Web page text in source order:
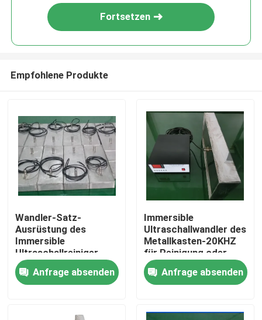
Fortsetzen
Empfohlene Produkte
Wandler-Satz-
Ausrüstung des
Immersible
Ultraschallreiniger-
2kw piezoelektrische
Anfrage absenden
Immersible
Ultraschallwandler des
Metallkasten-20KHZ
für Reinigung oder
Trennung
Anfrage absenden